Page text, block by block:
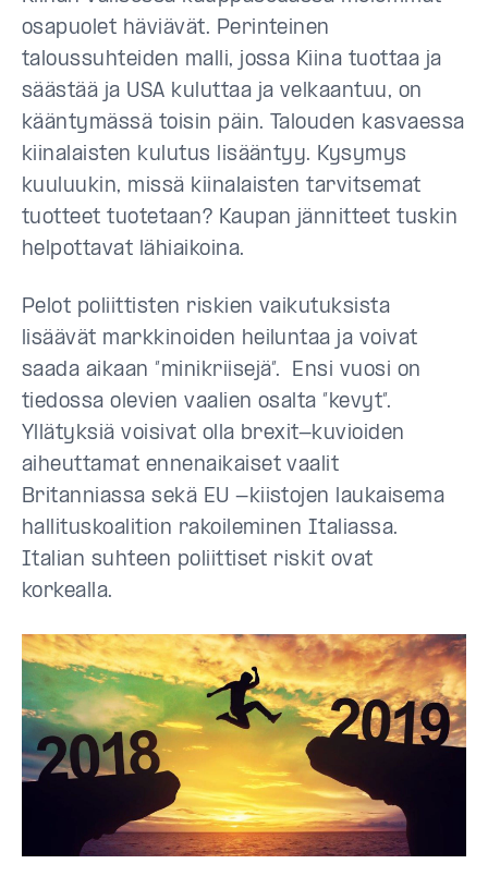
osapuolet häviävät. Perinteinen
taloussuhteiden malli, jossa Kiina tuottaa ja
säästää ja USA kuluttaa ja velkaantuu, on
kääntymässä toisin päin. Talouden kasvaessa
kiinalaisten kulutus lisääntyy. Kysymys
kuuluukin, missä kiinalaisten tarvitsemat
tuotteet tuotetaan? Kaupan jännitteet tuskin
helpottavat lähiaikoina.
Pelot poliittisten riskien vaikutuksista
lisäävät markkinoiden heiluntaa ja voivat
saada aikaan ”minikriisejä”. Ensi vuosi on
tiedossa olevien vaalien osalta ”kevyt”.
Yllätyksiä voisivat olla brexit-kuvioiden
aiheuttamat ennenaikaiset vaalit
Britanniassa sekä EU -kiistojen laukaisema
hallituskoalition rakoileminen Italiassa.
Italian suhteen poliittiset riskit ovat
korkealla.